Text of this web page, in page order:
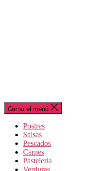
Cerrar el menú
Postres
Salsas
Pescados
Carnes
Pasteleria
Verduras